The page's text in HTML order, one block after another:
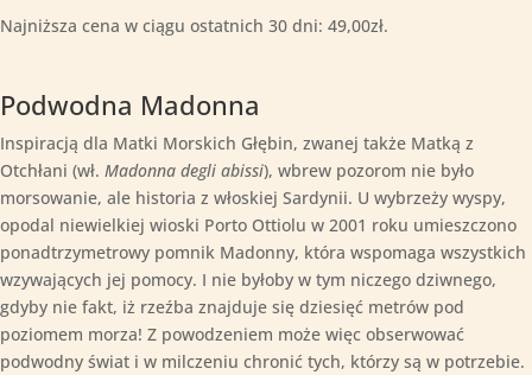
od
119,00zł
Najniższa cena w ciągu ostatnich 30 dni: 49,00zł.
Podwodna Madonna
Inspiracją dla Matki Morskich Głębin, zwanej także Matką z
Otchłani (wł. Madonna degli abissi), wbrew pozorom nie było
morsowanie, ale historia z włoskiej Sardynii. U wybrzeży wyspy,
opodal niewielkiej wioski Porto Ottiolu w 2001 roku umieszczono
ponadtrzymetrowy pomnik Madonny, która wspomaga wszystkich
wzywających jej pomocy. I nie byłoby w tym niczego dziwnego,
gdyby nie fakt, iż rzeźba znajduje się dziesięć metrów pod
poziomem morza! Z powodzeniem może więc obserwować
podwodny świat i w milczeniu chronić tych, którzy są w potrzebie.